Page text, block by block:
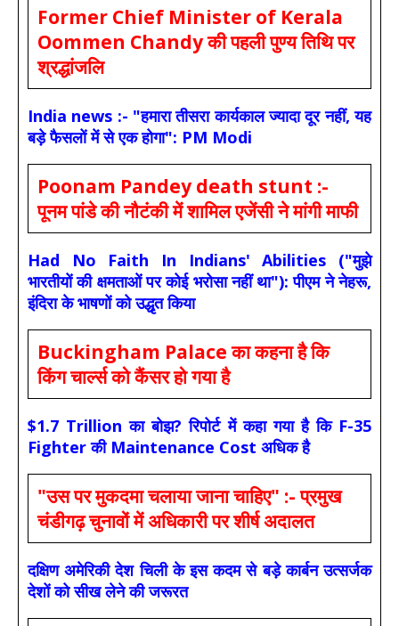
Former Chief Minister of Kerala
Oommen Chandy की पहली पुण्य तिथि पर
श्रद्धांजलि
India news :- "हमारा तीसरा कार्यकाल ज्यादा दूर नहीं, यह
बड़े फैसलों में से एक होगा": PM Modi
Poonam Pandey death stunt :-
पूनम पांडे की नौटंकी में शामिल एजेंसी ने मांगी माफी
Had No Faith In Indians' Abilities ("मुझे
भारतीयों की क्षमताओं पर कोई भरोसा नहीं था"): पीएम ने नेहरू,
इंदिरा के भाषणों को उद्धृत किया
Buckingham Palace का कहना है कि
किंग चार्ल्स को कैंसर हो गया है
$1.7 Trillion का बोझ? रिपोर्ट में कहा गया है कि F-35
Fighter की Maintenance Cost अधिक है
"उस पर मुकदमा चलाया जाना चाहिए" :- प्रमुख
चंडीगढ़ चुनावों में अधिकारी पर शीर्ष अदालत
दक्षिण अमेरिकी देश चिली के इस कदम से बड़े कार्बन उत्सर्जक
देशों को सीख लेने की जरूरत